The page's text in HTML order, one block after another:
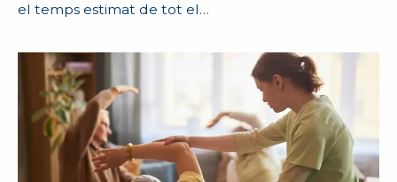
el temps estimat de tot el…